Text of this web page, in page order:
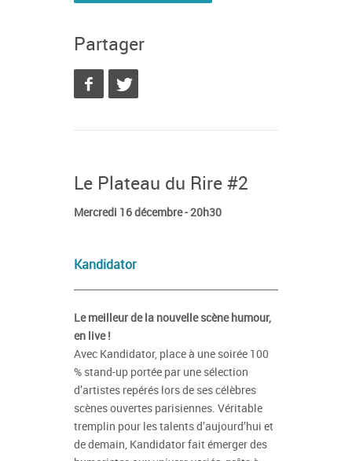
Partager
Le Plateau du Rire #2
Mercredi 16 décembre - 20h30
Kandidator
Le meilleur de la nouvelle scène humour,
en live !
Avec Kandidator, place à une soirée 100
% stand-up portée par une sélection
d’artistes repérés lors de ses célèbres
scènes ouvertes parisiennes. Véritable
tremplin pour les talents d’aujourd’hui et
de demain, Kandidator fait émerger des